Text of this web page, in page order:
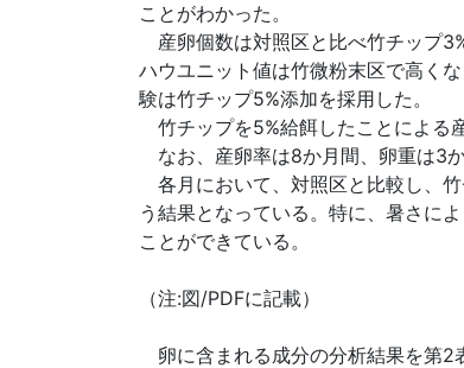
ことがわかった。
産卵個数は対照区と比べ竹チップ
ハウユニット値は竹微粉末区で高く
験は竹チップ5%添加を採用した。
竹チップを5%給餌したことによる
なお、産卵率は8か月間、卵重は3か
各月において、対照区と比較し、
う結果となっている。特に、暑さに
ことができている。
（注:図/PDFに記載）
卵に含まれる成分の分析結果を第2